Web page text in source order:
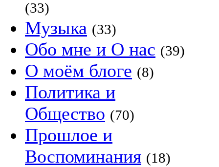
(33)
Музыка (33)
Обо мне и О нас (39)
О моём блоге (8)
Политика и
Общество (70)
Прошлое и
Воспоминания (18)